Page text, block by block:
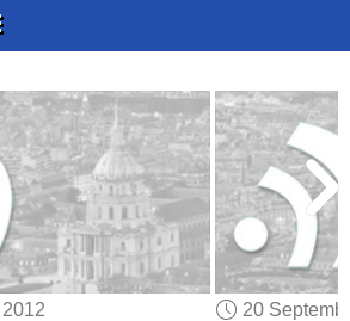
SUBSCRIBE
EDUCATIONAL LICENSES
GIFT CARDS
OTHER LANGUAGES
ABOUT US
ALEXA
20